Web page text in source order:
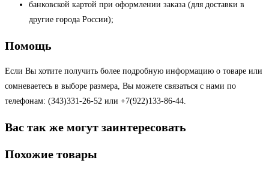
банковской картой при оформлении заказа (для доставки в
другие города России);
Помощь
Если Вы хотите получить более подробную информацию о товаре или
сомневаетесь в выборе размера, Вы можете связаться с нами по
телефонам: (343)331-26-52 или +7(922)133-86-44.
Вас так же могут заинтересовать
Похожие товары